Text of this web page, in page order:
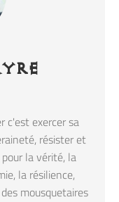
c'est exercer sa
résister et
la vérité, la
la résilience,
mousquetaires